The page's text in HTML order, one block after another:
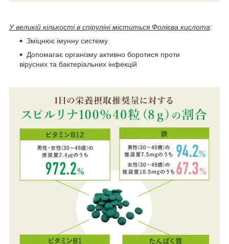
У великій кількості в спіруліні міститься Фолієва кислота:
Зміцнює імунну систему
Допомагає організму активно боротися проти
вірусних та бактеріальних інфекцій